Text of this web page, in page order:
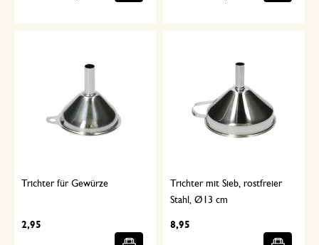
Trichter für Gewürze
2,95
Trichter mit Sieb, rostfreier
Stahl, Ø13 cm
8,95